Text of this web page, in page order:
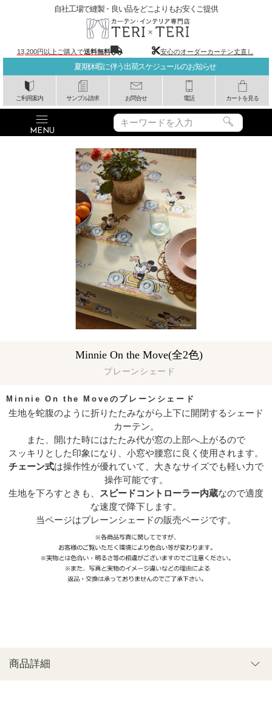
夏期休暇に伴う出荷スケジュールのお知らせ
ご利用案内 サンプル請求 お問合せ 電話 カートを見る
自社工場で縫製・良い品をどこよりもお安くご提供
13,200円以上ご購入で送料無料 安心のオーダーカーテン丈直し
Minnie On the Moveのプレーンシェード
プレーンシェード
Minnie On the Move(全2色)
生地を蛇腹のように折りたたみながら上下に開閉するシェード
カーテン。
また、開けた時にはたたみ代が窓の上部へ上がるので
スッキリとした印象になり、小窓や腰窓に良く使用されます。
チェーン式は操作性が優れていて、大きなサイズでも軽い力で
操作可能です。
生地を下ろすときも、
スピードコントローラー内蔵なので適度
な速度で降下します。
当ページはプレーンシェードの販売ページです。
商品詳細